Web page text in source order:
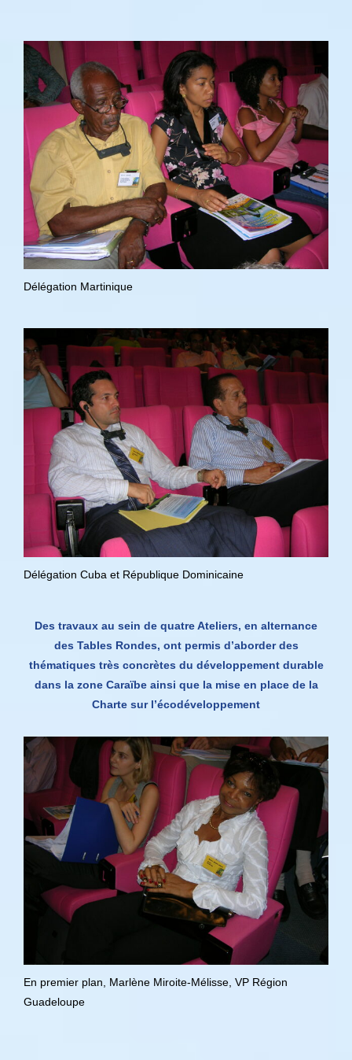
Délégation Martinique
Délégation Cuba et République Dominicaine
Des travaux au sein de quatre Ateliers, en alternance
des Tables Rondes, ont permis d’aborder des
thématiques très concrètes du développement durable
dans la zone Caraïbe ainsi que la mise en place de la
Charte sur l’écodéveloppement
En premier plan, Marlène Miroite-Mélisse, VP Région
Guadeloupe